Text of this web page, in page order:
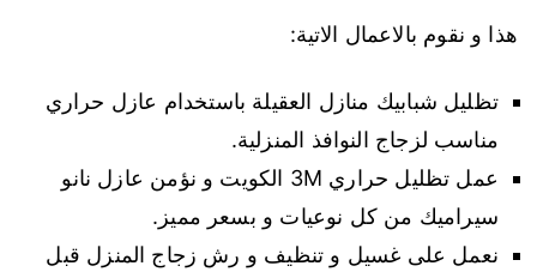
هذا و نقوم بالاعمال الاتية:
تظليل شبابيك منازل العقيلة باستخدام عازل حراري
مناسب لزجاج النوافذ المنزلية.
عمل تظليل حراري 3M الكويت و نؤمن عازل نانو
سيراميك من كل نوعيات و بسعر مميز.
نعمل على غسيل و تنظيف و رش زجاج المنزل قبل